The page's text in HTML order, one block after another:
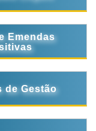
Emendas
de Gestão